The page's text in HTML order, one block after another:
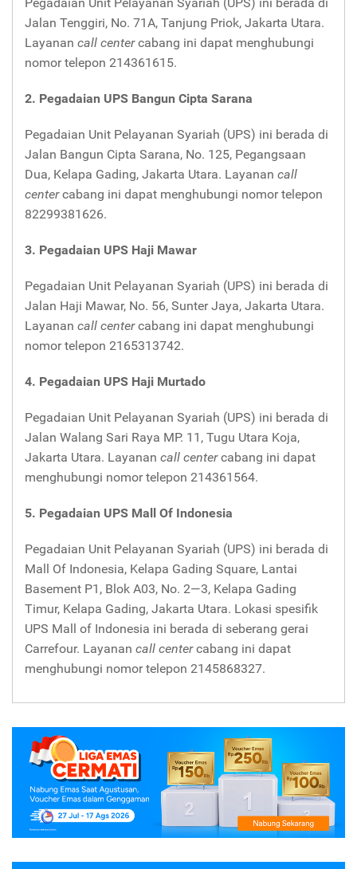
Jalan Tenggiri, No. 71A, Tanjung Priok, Jakarta Utara.
Layanan call center cabang ini dapat menghubungi
nomor telepon 214361615.
2. Pegadaian UPS Bangun Cipta Sarana
Pegadaian Unit Pelayanan Syariah (UPS) ini berada di
Jalan Bangun Cipta Sarana, No. 125, Pegangsaan
Dua, Kelapa Gading, Jakarta Utara. Layanan call
center cabang ini dapat menghubungi nomor telepon
82299381626.
3. Pegadaian UPS Haji Mawar
Pegadaian Unit Pelayanan Syariah (UPS) ini berada di
Jalan Haji Mawar, No. 56, Sunter Jaya, Jakarta Utara.
Layanan call center cabang ini dapat menghubungi
nomor telepon 2165313742.
4. Pegadaian UPS Haji Murtado
Pegadaian Unit Pelayanan Syariah (UPS) ini berada di
Jalan Walang Sari Raya MP. 11, Tugu Utara Koja,
Jakarta Utara. Layanan call center cabang ini dapat
menghubungi nomor telepon 214361564.
5. Pegadaian UPS Mall Of Indonesia
Pegadaian Unit Pelayanan Syariah (UPS) ini berada di
Mall Of Indonesia, Kelapa Gading Square, Lantai
Basement P1, Blok A03, No. 2—3, Kelapa Gading
Timur, Kelapa Gading, Jakarta Utara. Lokasi spesifik
UPS Mall of Indonesia ini berada di seberang gerai
Carrefour. Layanan call center cabang ini dapat
menghubungi nomor telepon 2145868327.